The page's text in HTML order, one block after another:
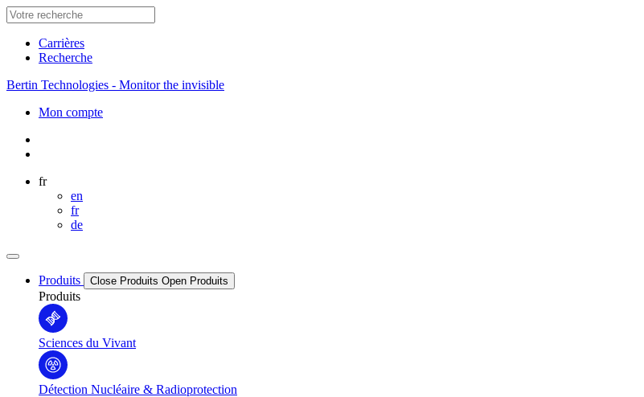
Carrières
Recherche
Bertin Technologies - Monitor the invisible
Mon compte
fr
en
fr
de
Produits Close Produits Open Produits
Produits
Sciences du Vivant
Détection Nucléaire & Radioprotection